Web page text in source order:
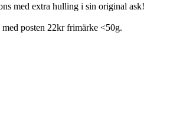
med extra hulling i sin original ask!
posten 22kr frimärke <50g.